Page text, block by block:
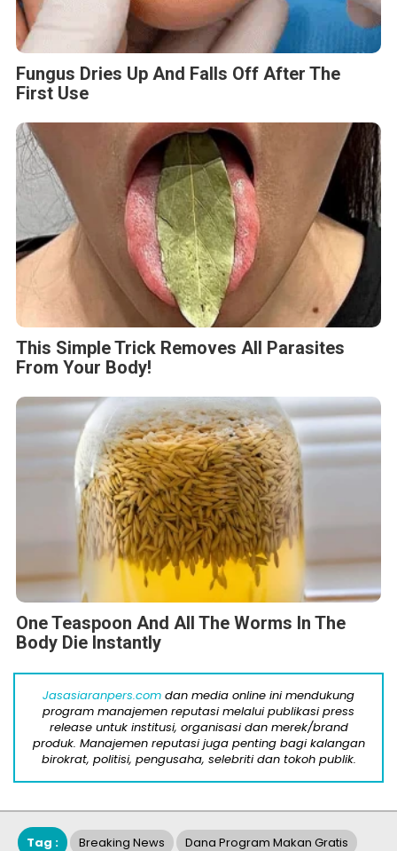
Fungus Dries Up And Falls Off After The
First Use
This Simple Trick Removes All Parasites
From Your Body!
One Teaspoon And All The Worms In The
Body Die Instantly
Jasasiaranpers.com dan media online ini mendukung
program manajemen reputasi melalui publikasi press
release untuk institusi, organisasi dan merek/brand
produk. Manajemen reputasi juga penting bagi kalangan
birokrat, politisi, pengusaha, selebriti dan tokoh publik.
Tag : Breaking News Dana Program Makan Gratis